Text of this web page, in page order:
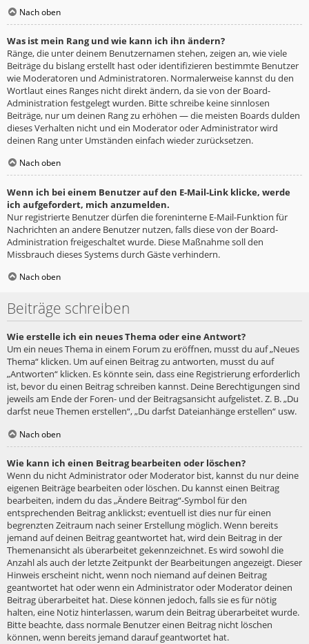
Nach oben
Was ist mein Rang und wie kann ich ihn ändern?
Ränge, die unter deinem Benutzernamen stehen, zeigen an, wie viele
Beiträge du bislang erstellt hast oder identifizieren bestimmte Benutzer
wie Moderatoren und Administratoren. Normalerweise kannst du den
Wortlaut eines Ranges nicht direkt ändern, da sie von der Board-
Administration festgelegt wurden. Bitte schreibe keine sinnlosen
Beiträge, nur um deinen Rang zu erhöhen — die meisten Boards dulden
dieses Verhalten nicht und ein Moderator oder Administrator wird
deinen Rang unter Umständen einfach wieder zurücksetzen.
Nach oben
Wenn ich bei einem Benutzer auf den E-Mail-Link klicke, werde
ich aufgefordert, mich anzumelden.
Nur registrierte Benutzer dürfen die foreninterne E-Mail-Funktion für
Nachrichten an andere Benutzer nutzen, falls diese von der Board-
Administration freigeschaltet wurde. Diese Maßnahme soll den
Missbrauch dieses Systems durch Gäste verhindern.
Nach oben
Beiträge schreiben
Wie erstelle ich ein neues Thema oder eine Antwort?
Um ein neues Thema in einem Forum zu eröffnen, musst du auf „Neues
Thema“ klicken. Um auf einen Beitrag zu antworten, musst du auf
„Antworten“ klicken. Es könnte sein, dass eine Registrierung erforderlich
ist, bevor du einen Beitrag schreiben kannst. Deine Berechtigungen sind
jeweils am Ende der Foren- und der Beitragsansicht aufgelistet. Z. B. „Du
darfst neue Themen erstellen“, „Du darfst Dateianhänge erstellen“ usw.
Nach oben
Wie kann ich einen Beitrag bearbeiten oder löschen?
Wenn du nicht Administrator oder Moderator bist, kannst du nur deine
eigenen Beiträge bearbeiten oder löschen. Du kannst einen Beitrag
bearbeiten, indem du das „Ändere Beitrag“-Symbol für den
entsprechenden Beitrag anklickst; eventuell ist dies nur für einen
begrenzten Zeitraum nach seiner Erstellung möglich. Wenn bereits
jemand auf deinen Beitrag geantwortet hat, wird dein Beitrag in der
Themenansicht als überarbeitet gekennzeichnet. Es wird sowohl die
Anzahl als auch der letzte Zeitpunkt der Bearbeitungen angezeigt. Dieser
Hinweis erscheint nicht, wenn noch niemand auf deinen Beitrag
geantwortet hat oder wenn ein Administrator oder Moderator deinen
Beitrag überarbeitet hat. Diese können jedoch, falls sie es für nötig
halten, eine Notiz hinterlassen, warum dein Beitrag überarbeitet wurde.
Bitte beachte, dass normale Benutzer einen Beitrag nicht löschen
können, wenn bereits jemand darauf geantwortet hat.